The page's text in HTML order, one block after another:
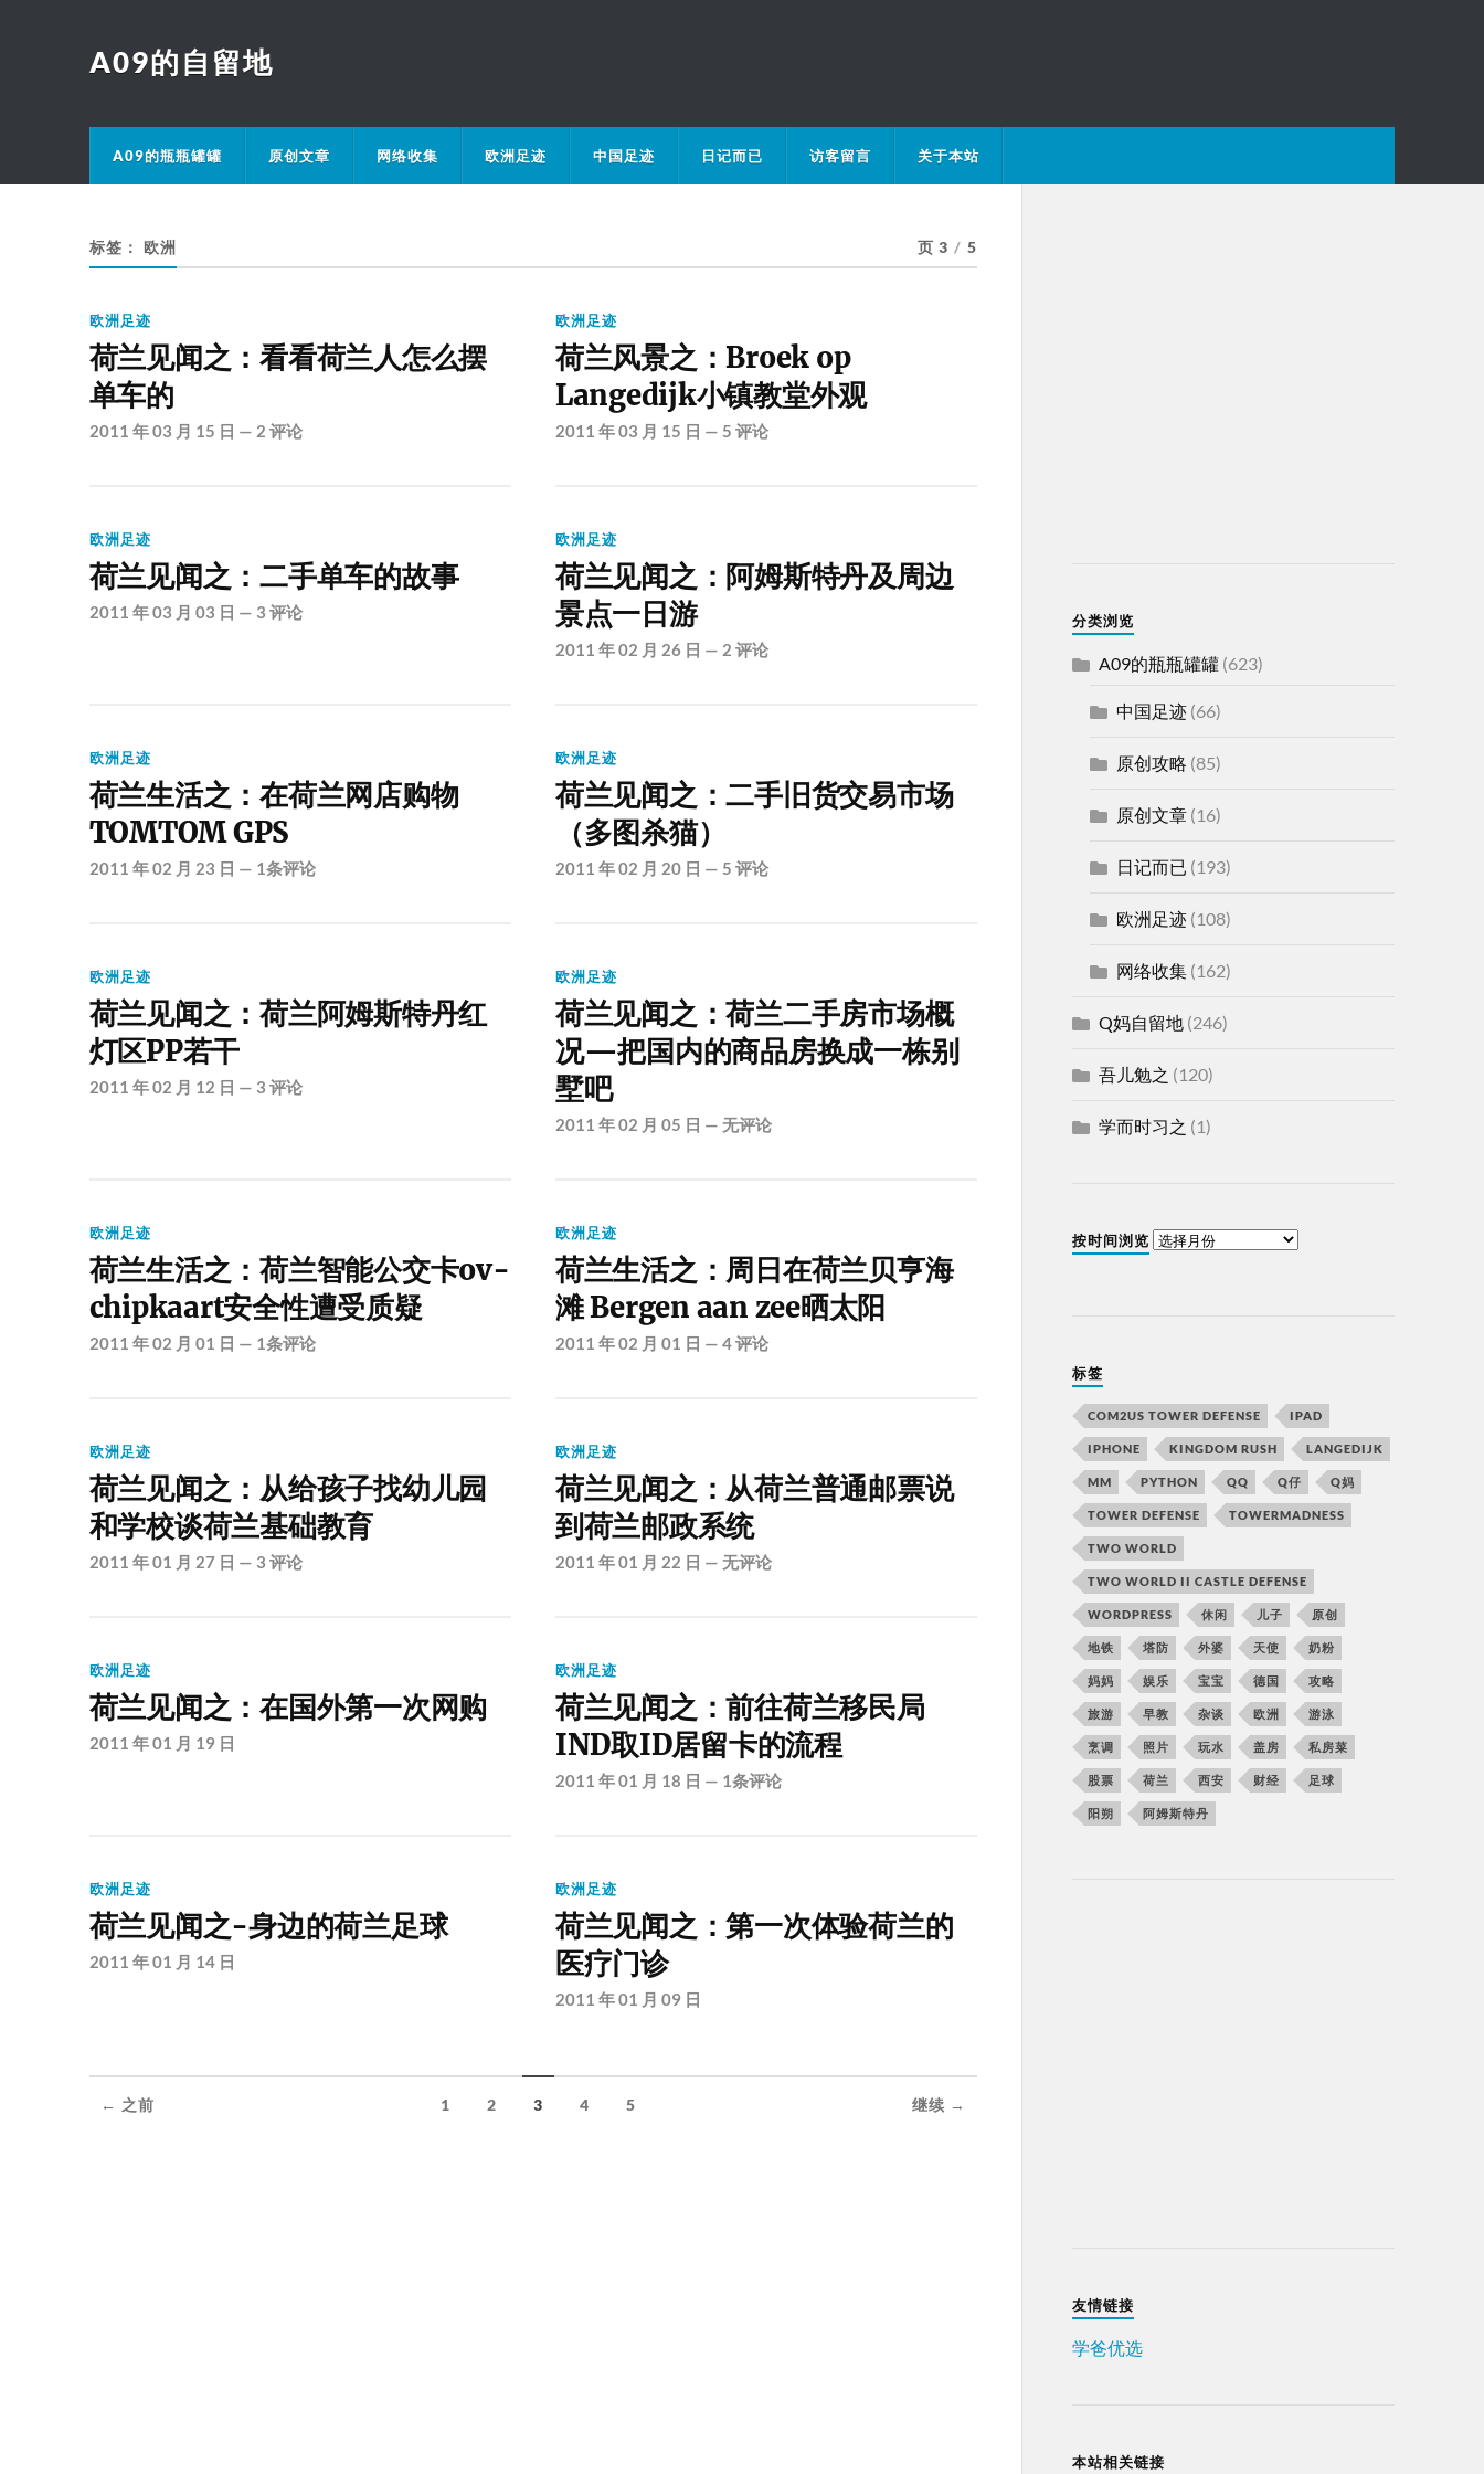
A09的自留地
A09的瓶瓶罐罐 原创文章 网络收集 欧洲足迹 中国足迹 日记而已 访客留言 关于本站
标签： 欧洲 页 3 / 5
欧洲足迹
荷兰见闻之：看看荷兰人怎么摆
单车的
2011 年 03 月 15 日 — 2 评论
欧洲足迹
荷兰风景之：Broek op
Langedijk小镇教堂外观
2011 年 03 月 15 日 — 5 评论
欧洲足迹
荷兰见闻之：二手单车的故事
2011 年 03 月 03 日 — 3 评论
欧洲足迹
荷兰见闻之：阿姆斯特丹及周边
景点一日游
2011 年 02 月 26 日 — 2 评论
欧洲足迹
荷兰生活之：在荷兰网店购物
TOMTOM GPS
2011 年 02 月 23 日 — 1条评论
欧洲足迹
荷兰见闻之：二手旧货交易市场
（多图杀猫）
2011 年 02 月 20 日 — 5 评论
欧洲足迹
荷兰见闻之：荷兰阿姆斯特丹红
灯区PP若干
2011 年 02 月 12 日 — 3 评论
欧洲足迹
荷兰见闻之：荷兰二手房市场概
况—把国内的商品房换成一栋别
墅吧
2011 年 02 月 05 日 — 无评论
欧洲足迹
荷兰生活之：荷兰智能公交卡ov-
chipkaart安全性遭受质疑
2011 年 02 月 01 日 — 1条评论
欧洲足迹
荷兰生活之：周日在荷兰贝亨海
滩 Bergen aan zee晒太阳
2011 年 02 月 01 日 — 4 评论
欧洲足迹
荷兰见闻之：从给孩子找幼儿园
和学校谈荷兰基础教育
2011 年 01 月 27 日 — 3 评论
欧洲足迹
荷兰见闻之：从荷兰普通邮票说
到荷兰邮政系统
2011 年 01 月 22 日 — 无评论
欧洲足迹
荷兰见闻之：在国外第一次网购
2011 年 01 月 19 日
欧洲足迹
荷兰见闻之：前往荷兰移民局
IND取ID居留卡的流程
2011 年 01 月 18 日 — 1条评论
欧洲足迹
荷兰见闻之-身边的荷兰足球
2011 年 01 月 14 日
欧洲足迹
荷兰见闻之：第一次体验荷兰的
医疗门诊
2011 年 01 月 09 日
← 之前 1 2 3 4 5 继续 →
分类浏览
A09的瓶瓶罐罐(623)
中国足迹(66)
原创攻略 (85)
原创文章(16)
日记而已 (193)
欧洲足迹(108)
网络收集(162)
Q妈自留地(246)
吾儿勉之 (120)
学而时习之 (1)
按时间浏览
标签
COM2US TOWER DEFENSE IPAD
IPHONE KINGDOM RUSH LANGEDIJK
MM PYTHON QQ Q仔 Q妈
TOWER DEFENSE TOWERMADNESS
TWO WORLD
TWO WORLD II CASTLE DEFENSE
WORDPRESS 休闲 儿子 原创
地铁 塔防 外婆 天使 奶粉
妈妈 娱乐 宝宝 德国 攻略
旅游 早教 杂谈 欧洲 游泳
烹调 照片 玩水 盖房 私房菜
股票 荷兰 西安 财经 足球
阳朔 阿姆斯特丹
友情链接
学爸优选
本站相关链接